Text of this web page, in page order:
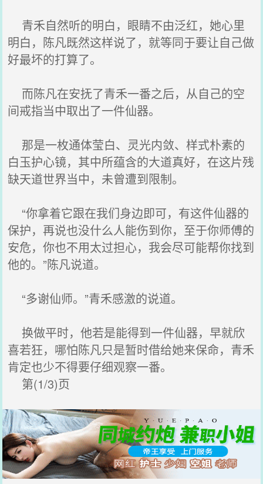
青禾自然听的明白，眼睛不由泛红，她心里
明白，陈凡既然这样说了，就等同于要让自己做
好最坏的打算了。
而陈凡在安抚了青禾一番之后，从自己的空
间戒指当中取出了一件仙器。
那是一枚通体莹白、灵光内敛、样式朴素的
白玉护心镜，其中所蕴含的大道真好，在这片残
缺天道世界当中，未曾遭到限制。
“你拿着它跟在我们身边即可，有这件仙器的
保护，再说也没什么人能伤到你，至于你师傅的
安危，你也不用太过担心，我会尽可能帮你找到
他的。”陈凡说道。
“多谢仙师。”青禾感激的说道。
换做平时，他若是能得到一件仙器，早就欣
喜若狂，哪怕陈凡只是暂时借给她来保命，青禾
肯定也少不得要仔细观察一番。
第(1/3)页